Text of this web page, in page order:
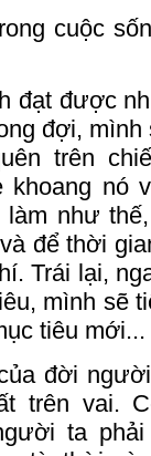
cuộc
đạt được
đợi, mình
trên
khoang nó
như
để thời
Trái lại,
mình sẽ
tiêu mới...
đời
trên vai.
ta